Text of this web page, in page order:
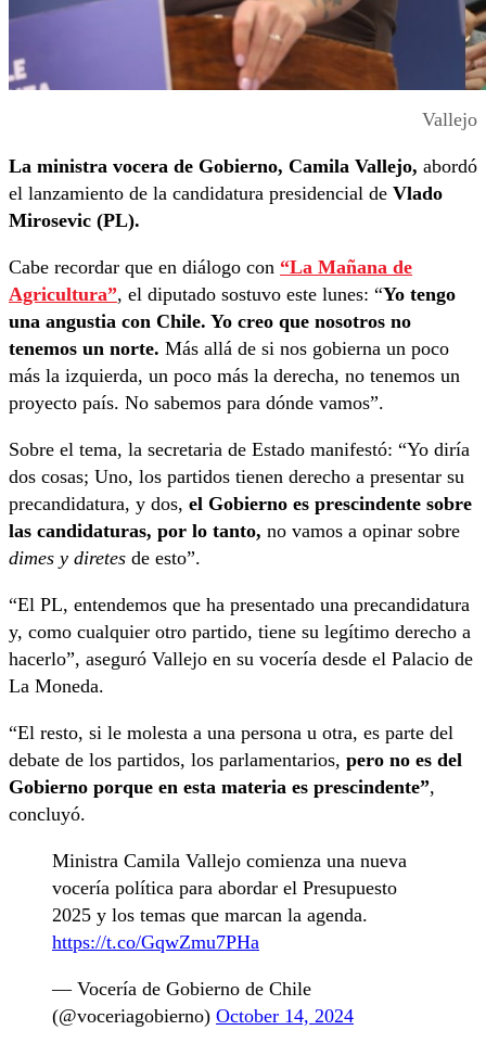
Vallejo
La ministra vocera de Gobierno, Camila Vallejo, abordó
el lanzamiento de la candidatura presidencial de Vlado
Mirosevic (PL).
Cabe recordar que en diálogo con “La Mañana de
Agricultura”, el diputado sostuvo este lunes: “Yo tengo
una angustia con Chile. Yo creo que nosotros no
tenemos un norte. Más allá de si nos gobierna un poco
más la izquierda, un poco más la derecha, no tenemos un
proyecto país. No sabemos para dónde vamos”.
Sobre el tema, la secretaria de Estado manifestó: “Yo diría
dos cosas; Uno, los partidos tienen derecho a presentar su
precandidatura, y dos, el Gobierno es prescindente sobre
las candidaturas, por lo tanto, no vamos a opinar sobre
dimes y diretes de esto”.
“El PL, entendemos que ha presentado una precandidatura
y, como cualquier otro partido, tiene su legítimo derecho a
hacerlo”, aseguró Vallejo en su vocería desde el Palacio de
La Moneda.
“El resto, si le molesta a una persona u otra, es parte del
debate de los partidos, los parlamentarios, pero no es del
Gobierno porque en esta materia es prescindente”,
concluyó.
Ministra Camila Vallejo comienza una nueva
vocería política para abordar el Presupuesto
2025 y los temas que marcan la agenda.
https://t.co/GqwZmu7PHa
— Vocería de Gobierno de Chile
(@voceriagobierno) October 14, 2024